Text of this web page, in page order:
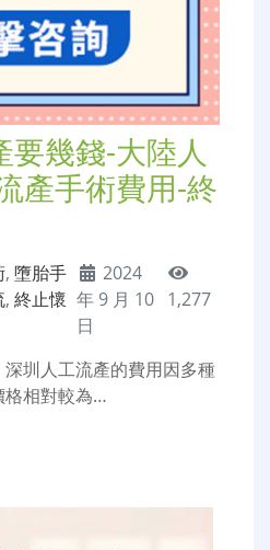
要幾錢-大陸人
產手術費用-終
, 墮胎手
, 終止懷
2024
年 9 月 10
日
1,277
圳人工流產的費用因多種
格相對較為…